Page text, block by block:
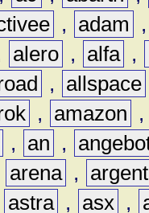
, adam
alero , alfa ,
, allspace
, amazon
, an ,
arena ,
astra , asx ,